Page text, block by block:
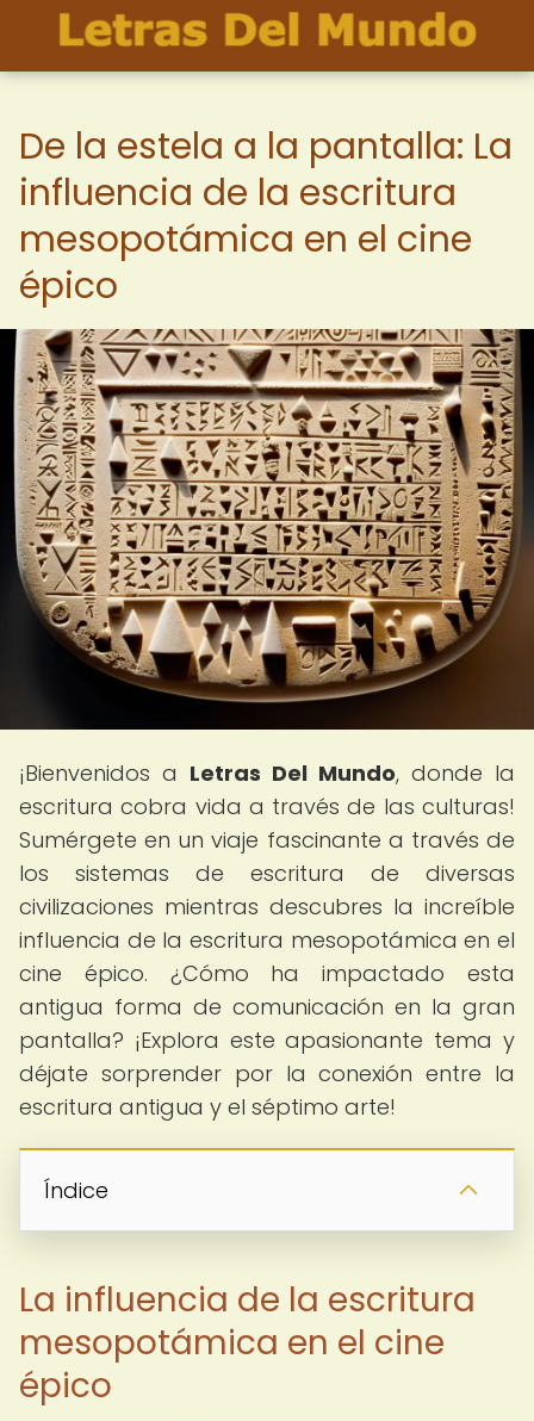
De la estela a la pantalla: La
influencia de la escritura
mesopotámica en el cine
épico
¡Bienvenidos a Letras Del Mundo, donde la
escritura cobra vida a través de las culturas!
Sumérgete en un viaje fascinante a través de
los sistemas de escritura de diversas
civilizaciones mientras descubres la increíble
influencia de la escritura mesopotámica en el
cine épico. ¿Cómo ha impactado esta
antigua forma de comunicación en la gran
pantalla? ¡Explora este apasionante tema y
déjate sorprender por la conexión entre la
escritura antigua y el séptimo arte!
Índice
La influencia de la escritura
mesopotámica en el cine
épico